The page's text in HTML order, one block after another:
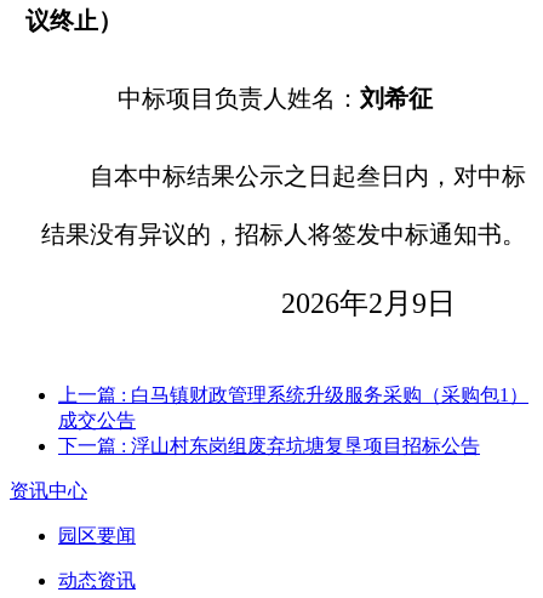
议终止）
中标项目 负责人姓名： 刘希征
自本中标结果公示之日起叁日内，对中标
结果没有异议的，招标人将签发中标通知书。
2026年2 月 9 日
上一篇 : 白马镇财政管理系统升级服务采购（采购包1）
成交公告
下一篇 : 浮山村东岗组废弃坑塘复垦项目招标公告
资讯中心
园区要闻
动态资讯